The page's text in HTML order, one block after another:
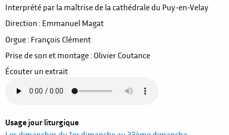
Interprété par la maîtrise de la cathédrale du Puy-en-Velay
Direction : Emmanuel Magat
Orgue : François Clément
Prise de son et montage : Olivier Coutance
Écouter un extrait
Usage jour liturgique